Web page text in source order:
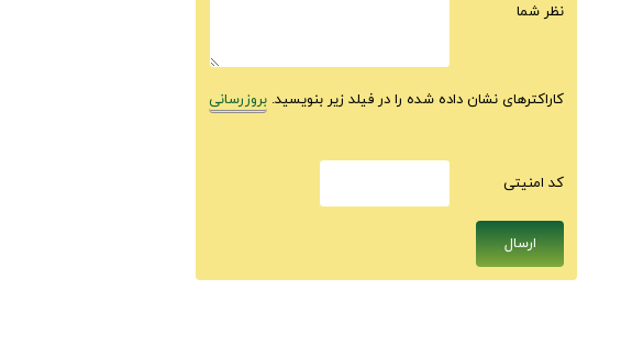
نظر شما
کاراکترهای نشان داده شده را در فیلد زیر بنویسید. بروزرسانی
كد امنيتى